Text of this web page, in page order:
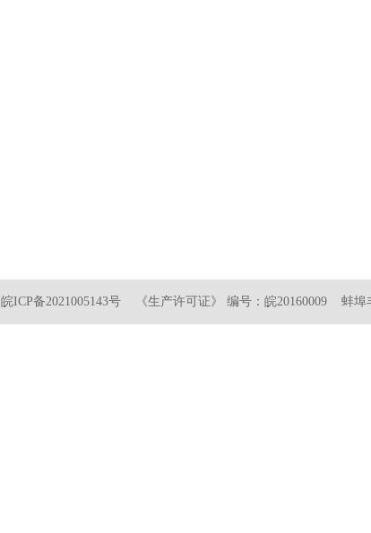
皖ICP备2021005143号 《生产许可证》 编号：皖20160009 蚌埠